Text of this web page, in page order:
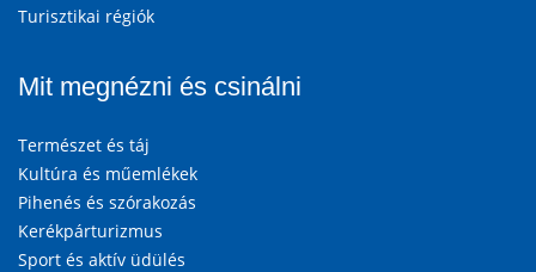
Turisztikai régiók
Mit megnézni és csinálni
Természet és táj
Kultúra és műemlékek
Pihenés és szórakozás
Kerékpárturizmus
Sport és aktív üdülés